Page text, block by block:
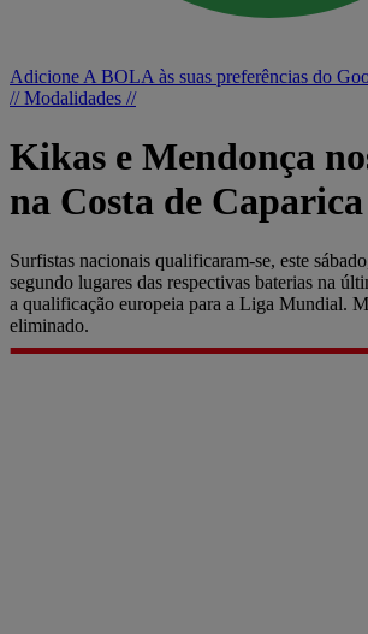
Adicione A BOLA às suas preferências do
// Modalidades //
Kikas e Mendonça
na Costa de Caparica
Surfistas nacionais qualificaram-se, este
segundo lugares das respectivas baterias na
a qualificação europeia para a Liga Mundial.
eliminado.